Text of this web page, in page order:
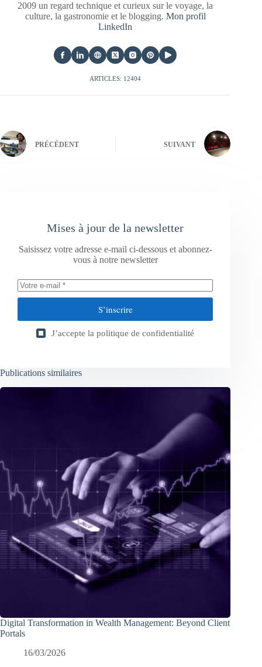
2009 un regard technique et curieux sur le voyage, la
culture, la gastronomie et le blogging. Mon profil
LinkedIn
ARTICLES: 12404
PRÉCÉDENT SUIVANT
Mises à jour de la newsletter
Saisissez votre adresse e-mail ci-dessous et abonnez-
vous à notre newsletter
S’inscrire
J’accepte la politique de confidentialité
Publications similaires
Digital Transformation in Wealth Management: Beyond Client
Portals
16/03/2026